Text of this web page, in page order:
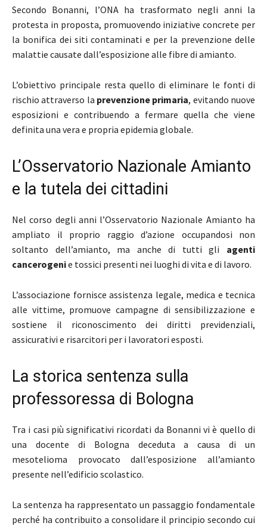
Secondo Bonanni, l’ONA ha trasformato negli anni la
protesta in proposta, promuovendo iniziative concrete per
la bonifica dei siti contaminati e per la prevenzione delle
malattie causate dall’esposizione alle fibre di amianto.
L’obiettivo principale resta quello di eliminare le fonti di
rischio attraverso la prevenzione primaria, evitando nuove
esposizioni e contribuendo a fermare quella che viene
definita una vera e propria epidemia globale.
L’Osservatorio Nazionale Amianto
e la tutela dei cittadini
Nel corso degli anni l’Osservatorio Nazionale Amianto ha
ampliato il proprio raggio d’azione occupandosi non
soltanto dell’amianto, ma anche di tutti gli agenti
cancerogenie tossici presenti nei luoghi di vita e di lavoro.
L’associazione fornisce assistenza legale, medica e tecnica
alle vittime, promuove campagne di sensibilizzazione e
sostiene il riconoscimento dei diritti previdenziali,
assicurativi e risarcitori per i lavoratori esposti.
La storica sentenza sulla
professoressa di Bologna
Tra i casi più significativi ricordati da Bonanni vi è quello di
una docente di Bologna deceduta a causa di un
mesotelioma provocato dall’esposizione all’amianto
presente nell’edificio scolastico.
La sentenza ha rappresentato un passaggio fondamentale
perché ha contribuito a consolidare il principio secondo cui